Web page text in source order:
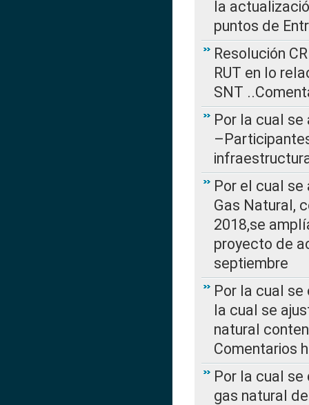
la
puntos de
Resolución
RUT en lo
SNT
Por la cual se
Por el cual
Gas Natural,
2018,se
proyecto de
septiembre
Por la cual se
la cual se
natural
Comentarios
Por la cual
gas natural